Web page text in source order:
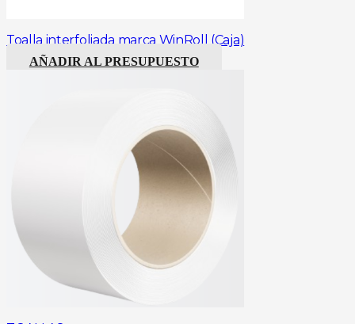
Toalla interfoliada marca WinRoll (Caja)
AÑADIR AL PRESUPUESTO